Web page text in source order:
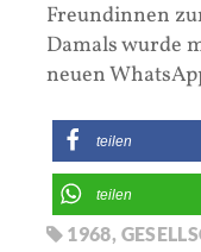
Freundinnen
Damals wurde
neuen
teilen
teilen
1968,